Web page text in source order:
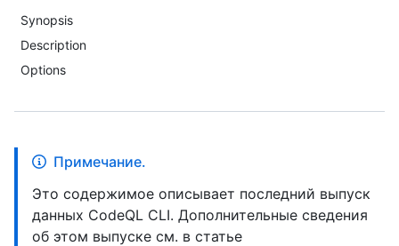
Synopsis
Description
Options
Примечание.
Это содержимое описывает последний выпуск
данных CodeQL CLI. Дополнительные сведения
об этом выпуске см. в статье